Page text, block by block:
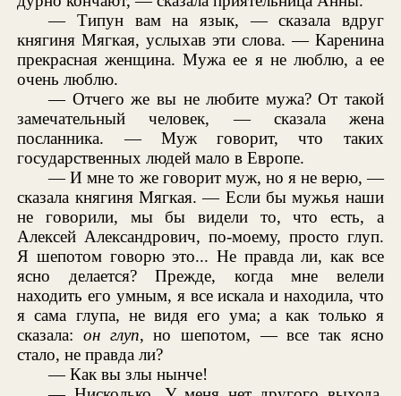
— Типун вам на язык, — сказала вдруг
княгиня Мягкая, услыхав эти слова. — Каренина
прекрасная женщина. Мужа ее я не люблю, а ее
очень люблю.
— Отчего же вы не любите мужа? От такой
замечательный человек, — сказала жена
посланника. — Муж говорит, что таких
государственных людей мало в Европе.
— И мне то же говорит муж, но я не верю, —
сказала княгиня Мягкая. — Если бы мужья наши
не говорили, мы бы видели то, что есть, а
Алексей Александрович, по-моему, просто глуп.
Я шепотом говорю это... Не правда ли, как все
ясно делается? Прежде, когда мне велели
находить его умным, я все искала и находила, что
я сама глупа, не видя его ума; а как только я
сказала: он глуп, но шепотом, — все так ясно
стало, не правда ли?
— Как вы злы нынче!